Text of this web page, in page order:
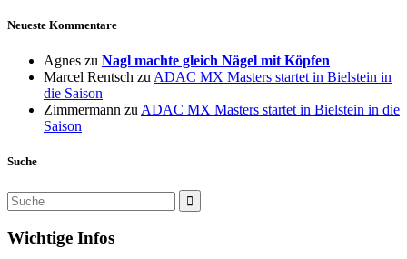
Neueste Kommentare
Agnes zu Nagl machte gleich Nägel mit Köpfen
Marcel Rentsch zu ADAC MX Masters startet in Bielstein in
die Saison
Zimmermann zu ADAC MX Masters startet in Bielstein in die
Saison
Suche
Wichtige Infos